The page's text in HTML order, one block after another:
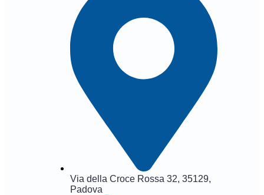
Via della Croce Rossa 32, 35129,
Padova